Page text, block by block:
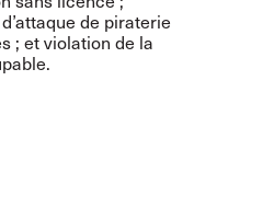
de piraterie
; et violation de la